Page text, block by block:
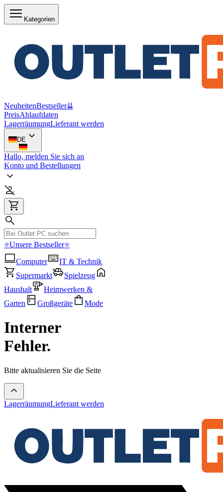
Kategorien
NeuheitenBestseller⇊
PreisAblaufdaten
LagerräumungLieferant werden
DE
Hallo, melden Sie sich an
Konto und Bestellungen
⭐Unsere Bestseller⭐
Computer
IT & Technik
Supermarkt
Spielzeug
Haushalt
Heimwerken &
Garten
Großgeräte Mode
Interner
Fehler.
Bitte aktualisieren Sie die Seite
LagerräumungLieferant werden